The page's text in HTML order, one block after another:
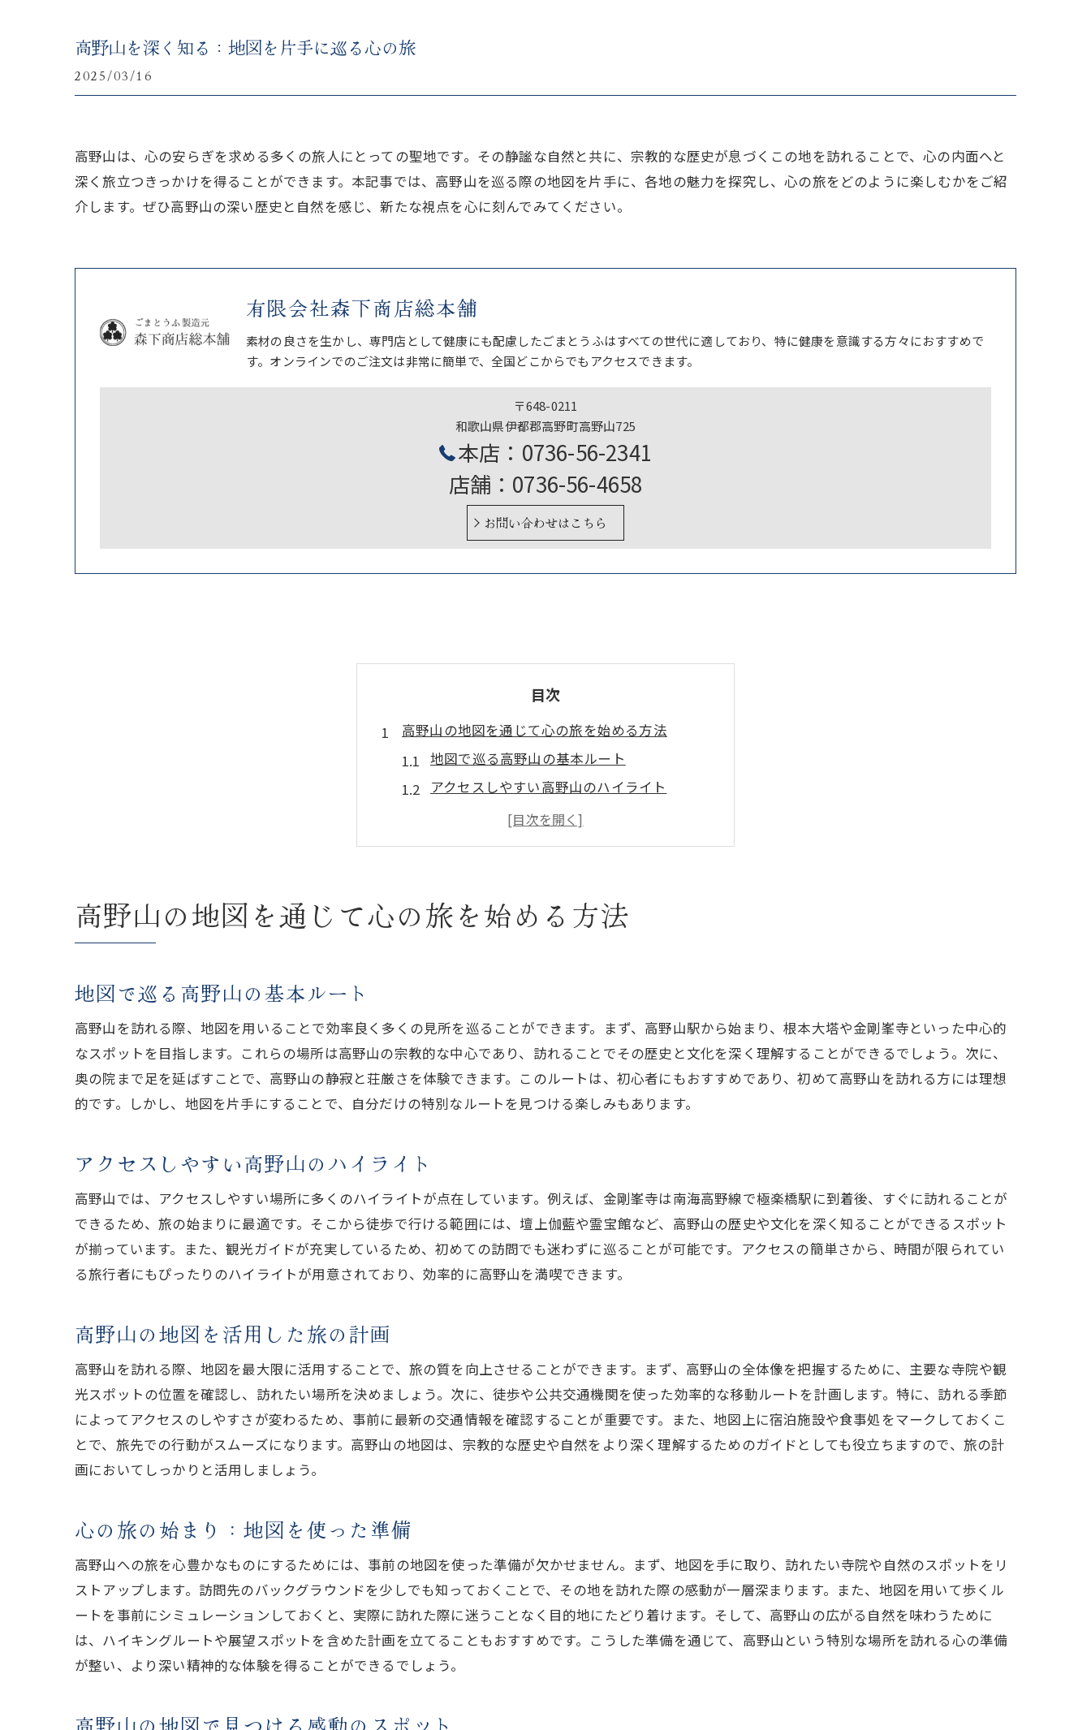
高野山を深く知る：地図を片手に巡る心の旅
2025/03/16
高野山は、心の安らぎを求める多くの旅人にとっての聖地です。その静謐な自然と共に、宗教的な歴史が息づくこの地を訪れることで、心の内面へと
深く旅立つきっかけを得ることができます。本記事では、高野山を巡る際の地図を片手に、各地の魅力を探究し、心の旅をどのように楽しむかをご紹
介します。ぜひ高野山の深い歴史と自然を感じ、新たな視点を心に刻んでみてください。
有限会社森下商店総本舗
素材の良さを生かし、専門店として健康にも配慮したごまとうふはすべての世代に適しており、特に健康を意識する方々におすすめで
す。オンラインでのご注文は非常に簡単で、全国どこからでもアクセスできます。
〒648-0211
和歌山県伊都郡高野町高野山725
本店：0736-56-2341
店舗：0736-56-4658
お問い合わせはこちら
目次
高野山の地図を通じて心の旅を始める方法
地図で巡る高野山の基本ルート
アクセスしやすい高野山のハイライト
高野山の地図を活用した旅の計画
心の旅の始まり：地図を使った準備
地図を片手に感じる高野山の静寂
高野山の地図で発見する歴史と自然の魅力
高野山の地図で歴史の深さを感じる
地図を通して知る高野山の自然遺産
探検心をくすぐる高野山の歴史地図
地図が導く高野山の魂の旅路
高野山の地図で体験する宗教的な旅
地図と共に巡る高野山の深い教え
地図が教えてくれる高野山の真言宗
高野山の地図で訪れる信仰の地
地図を使って深める高野山の宗教理解
高野山の地図を活用して心の平和を求める旅
地図が導く高野山での心の浄化
高野山の地図で見つける心の安らぎスポット
地図を頼りに高野山で心を癒す方法
高野山の地図で訪れる癒しの場所
地図を使った心の平和の探求
高野山の自然と歴史を地図で探る心の探求
高野山の地図を通じて心の旅を始める方法
地図で巡る高野山の基本ルート
高野山を訪れる際、地図を用いることで効率良く多くの見所を巡ることができます。まず、高野山駅から始まり、根本大塔や金剛峯寺といった中心的
なスポットを目指します。これらの場所は高野山の宗教的な中心であり、訪れることでその歴史と文化を深く理解することができるでしょう。次に、
奥の院まで足を延ばすことで、高野山の静寂と荘厳さを体験できます。このルートは、初心者にもおすすめであり、初めて高野山を訪れる方には理想
的です。しかし、地図を片手にすることで、自分だけの特別なルートを見つける楽しみもあります。
アクセスしやすい高野山のハイライト
高野山では、アクセスしやすい場所に多くのハイライトが点在しています。例えば、金剛峯寺は南海高野線で極楽橋駅に到着後、すぐに訪れることが
できるため、旅の始まりに最適です。そこから徒歩で行ける範囲には、壇上伽藍や霊宝館など、高野山の歴史や文化を深く知ることができるスポット
が揃っています。また、観光ガイドが充実しているため、初めての訪問でも迷わずに巡ることが可能です。アクセスの簡単さから、時間が限られてい
る旅行者にもぴったりのハイライトが用意されており、効率的に高野山を満喫できます。
高野山の地図を活用した旅の計画
高野山を訪れる際、地図を最大限に活用することで、旅の質を向上させることができます。まず、高野山の全体像を把握するために、主要な寺院や観
光スポットの位置を確認し、訪れたい場所を決めましょう。次に、徒歩や公共交通機関を使った効率的な移動ルートを計画します。特に、訪れる季節
によってアクセスのしやすさが変わるため、事前に最新の交通情報を確認することが重要です。また、地図上に宿泊施設や食事処をマークしておくこ
とで、旅先での行動がスムーズになります。高野山の地図は、宗教的な歴史や自然をより深く理解するためのガイドとしても役立ちますので、旅の計
画においてしっかりと活用しましょう。
心の旅の始まり：地図を使った準備
高野山への旅を心豊かなものにするためには、事前の地図を使った準備が欠かせません。まず、地図を手に取り、訪れたい寺院や自然のスポットをリ
ストアップします。訪問先のバックグラウンドを少しでも知っておくことで、その地を訪れた際の感動が一層深まります。また、地図を用いて歩くル
ートを事前にシミュレーションしておくと、実際に訪れた際に迷うことなく目的地にたどり着けます。そして、高野山の広がる自然を味わうために
は、ハイキングルートや展望スポットを含めた計画を立てることもおすすめです。こうした準備を通じて、高野山という特別な場所を訪れる心の準備
が整い、より深い精神的な体験を得ることができるでしょう。